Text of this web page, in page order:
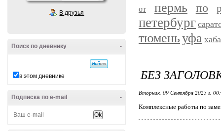
В друзья
-
Поиск по дневнику
в этом дневнике
-
Подписка по e-mail
от пермь по
петербург
тюменьуфа
БЕЗ
Вторник, 09 Сентября 2025 г.
Комплексные работы по